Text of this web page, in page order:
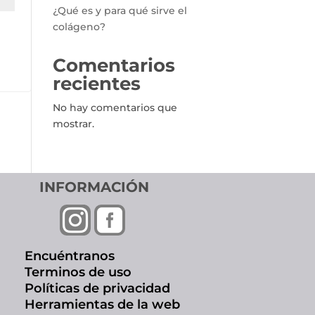
¿Qué es y para qué sirve el
colágeno?
Comentarios
recientes
No hay comentarios que
mostrar.
INFORMACIÓN
 
Encuéntranos
Terminos de uso
Políticas de privacidad
Herramientas de la web